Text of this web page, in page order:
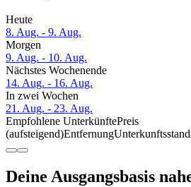
Heute
8. Aug. - 9. Aug.
Morgen
9. Aug. - 10. Aug.
Nächstes Wochenende
14. Aug. - 16. Aug.
In zwei Wochen
21. Aug. - 23. Aug.
Empfohlene UnterkünftePreis
(aufsteigend)Entfernung
Deine Ausgangsbasis